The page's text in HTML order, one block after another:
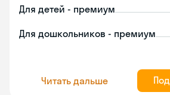
Для детей - премиум
Для дошкольников - премиум
Читать дальше